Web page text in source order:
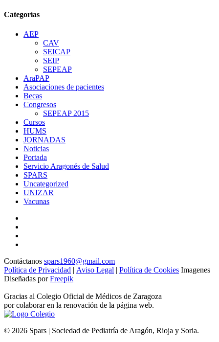
Categorías
AEP
CAV
SEICAP
SEIP
SEPEAP
AraPAP
Asociaciones de pacientes
Becas
Congresos
SEPEAP 2015
Cursos
HUMS
JORNADAS
Noticias
Portada
Servicio Aragonés de Salud
SPARS
Uncategorized
UNIZAR
Vacunas
Contáctanos spars1960@gmail.com
Política de Privacidad | Aviso Legal | Política de Cookies Imagenes
Diseñadas porFreepik
Gracias al Colegio Oficial de Médicos de Zaragoza
por colaborar en la renovación de la página web.
© 2026 Spars | Sociedad de Pediatría de Aragón, Rioja y Soria.